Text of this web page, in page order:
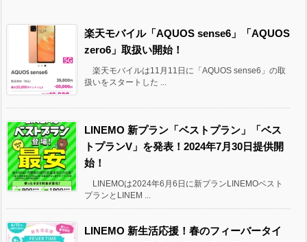
楽天モバイル「AQUOS sense6」「AQUOS
zero6」取扱い開始！
楽天モバイルは11月11日に「AQUOS sense6」の取
扱いをスタートした ...
LINEMO 新プラン「ベストプラン」「ベス
トプランV」を発表！2024年7月30日提供開
始！
LINEMOは2024年6月6日に新プランLINEMOベスト
プランとLINEM ...
LINEMO 新生活応援！春のフィーバータイ